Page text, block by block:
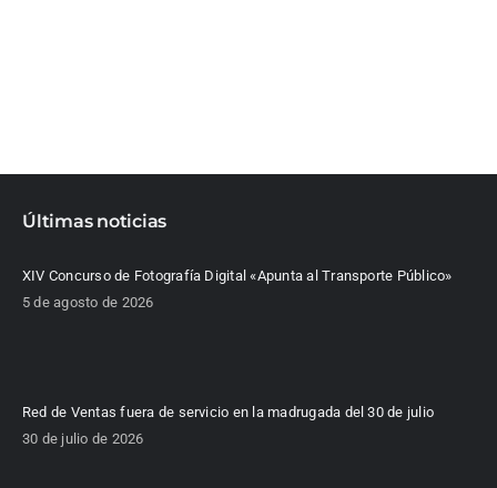
Últimas noticias
XIV Concurso de Fotografía Digital «Apunta al Transporte Público»
5 de agosto de 2026
Red de Ventas fuera de servicio en la madrugada del 30 de julio
30 de julio de 2026